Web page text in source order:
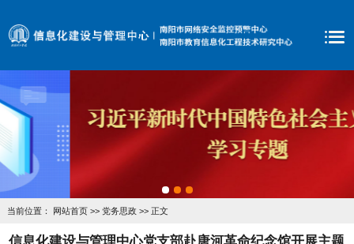
当前位置： 网站首页>> 党务思政>> 正文
信息化建设与管理中心党支部赴唐河革命纪念馆开展主题